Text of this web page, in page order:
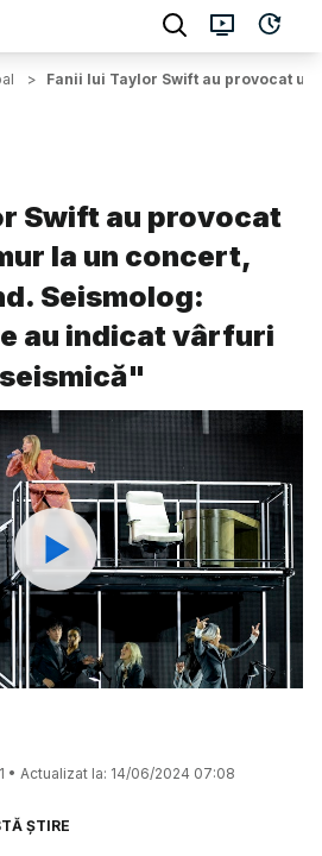
> Fanii lui Taylor Swift au provocat
Swift au provocat
la un concert,
Seismolog:
au indicat vârfuri
Watch
• Actualizat la: 14/06/2024 07:08
ȘTIRE